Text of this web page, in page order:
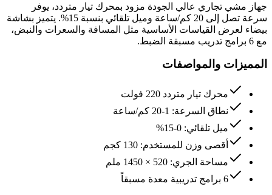
جهاز مشي تجاري عالي الجودة مزود بمحرك تيار متردد، يوفر
سرعة تصل إلى 20 كم/ساعة وميل تلقائي بنسبة 15%. يتميز بشاشة
بيضاء لعرض القياسات الأساسية مثل المسافة والسعرات والنبض،
مع 6 برامج تدريب مسبقة الضبط.
المميزات والمواصفات
محرك تيار متردد 220 فولت
نطاق السرعة: 1-20 كم/ساعة
ميل تلقائي: 0-15%
أقصى وزن للمستخدم: 130 كجم
مساحة الجري: 520 × 1450 ملم
6 برامج تدريبية معدة مسبقاً